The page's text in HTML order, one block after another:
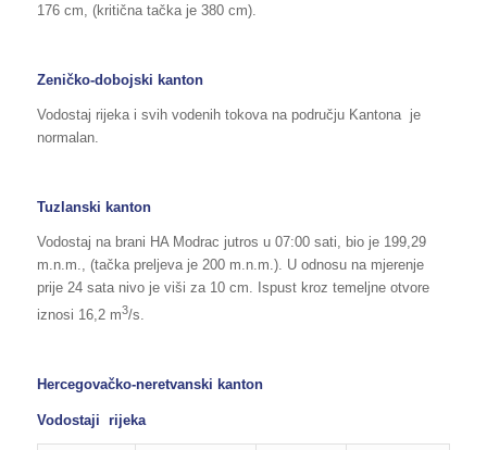
176 cm, (kritična tačka je 380 cm).
Zeničko-dobojski kanton
Vodostaj rijeka i svih vodenih tokova na području Kantona je
normalan.
Tuzlanski kanton
Vodostaj na brani HA Modrac jutros u 07:00 sati, bio je 199,29
m.n.m., (tačka preljeva je 200 m.n.m.). U odnosu na mjerenje
prije 24 sata nivo je viši za 10 cm. Ispust kroz temeljne otvore
iznosi 16,2 m3/s.
Hercegovačko-neretvanski kanton
Vodostaji rijeka